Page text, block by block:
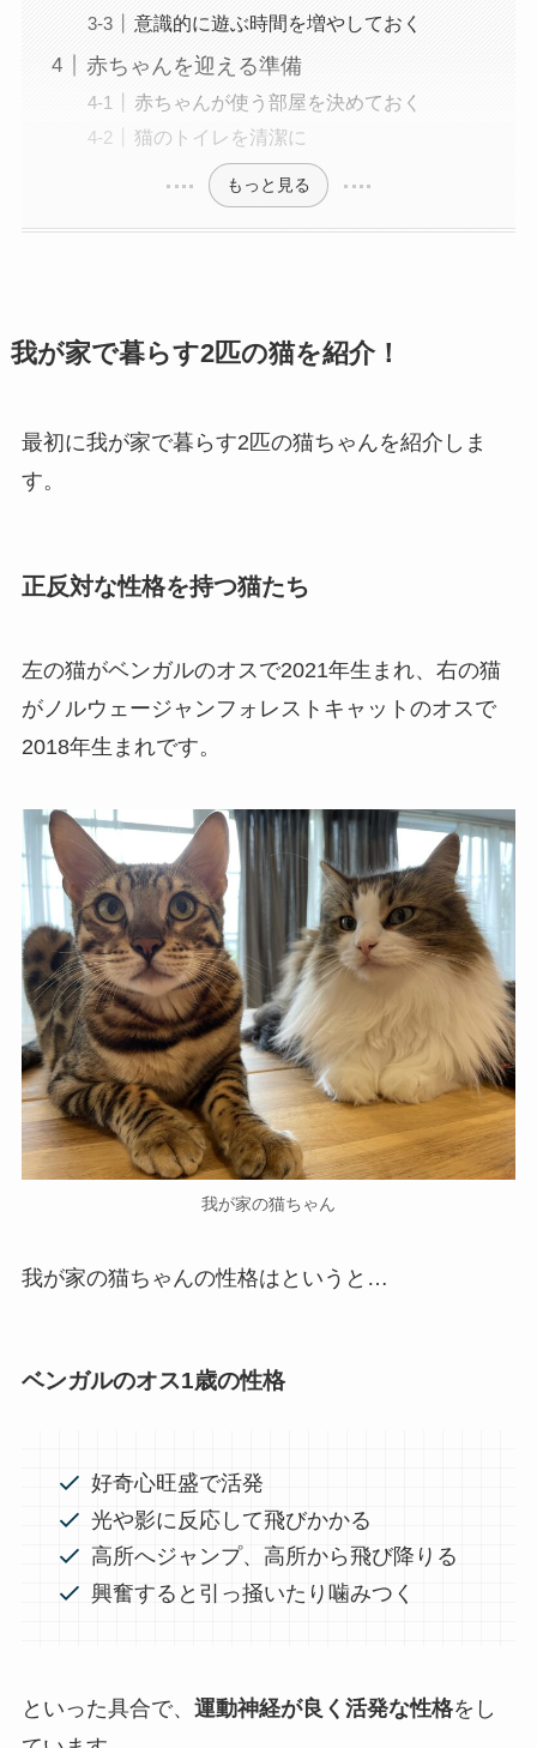
意識的に遊ぶ時間を増やしておく
赤ちゃんを迎える準備
赤ちゃんが使う部屋を決めておく
猫のトイレを清潔に
もっと見る
我が家で暮らす2匹の猫を紹介！
最初に我が家で暮らす2匹の猫ちゃんを紹介しま
す。
正反対な性格を持つ猫たち
左の猫がベンガルのオスで2021年生まれ、右の猫
がノルウェージャンフォレストキャットのオスで
2018年生まれです。
我が家の猫ちゃん
我が家の猫ちゃんの性格はというと…
ベンガルのオス1歳の性格
好奇心旺盛で活発
光や影に反応して飛びかかる
高所へジャンプ、高所から飛び降りる
興奮すると引っ掻いたり噛みつく
といった具合で、 運動神経が良く活発な性格をし